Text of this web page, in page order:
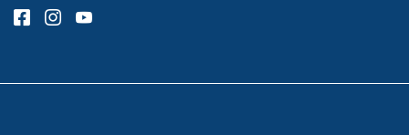
Consultez notre page Facebook
Consultez notre page Instagram
Consultez notre chaîne Youtube